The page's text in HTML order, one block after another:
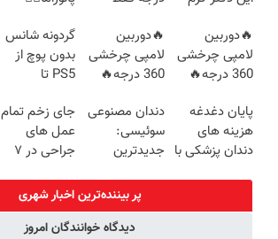
روزه ساخت!
🔥 پرداخت
درب منزل
360°و سازگار با
اندروید و ios
🔥دوربین
لامپی چرخشی
360 درجه🔥
منزل + گارانتی
تعویض
🔥دوربین
لامپی چرخشی
360 درجه🔥
حرکتی
گردونه شانس
بدون پوچ از
PS5 تا
کوین 🔥
پایان دغدغه
هزینه های
دندان پزشکی با
دندان مصنوعی
سوئیسی:
جدیدترین
سبک و مقاوم |
پرداخت قسطی
جای زخم تمام
عمل های
جراحی در ۷
(فوری مشاوره
بگیرید)
پر بیننده‌ترین اخبار شهری
دیدگاه خوانندگان امروز